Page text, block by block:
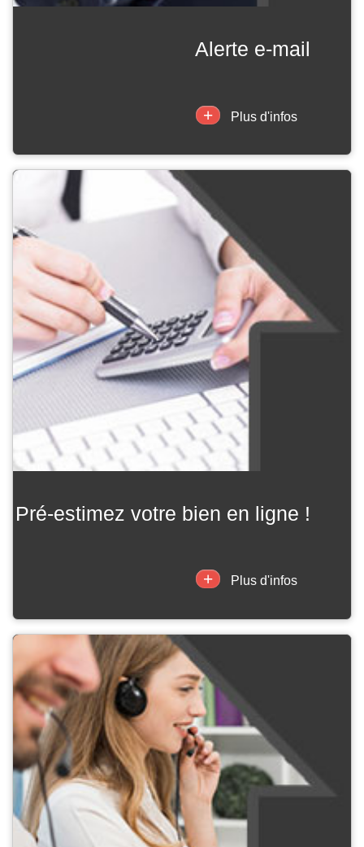
alerte e-mail
+ Plus d'infos
pré-estimez votre bien en ligne !
+ Plus d'infos